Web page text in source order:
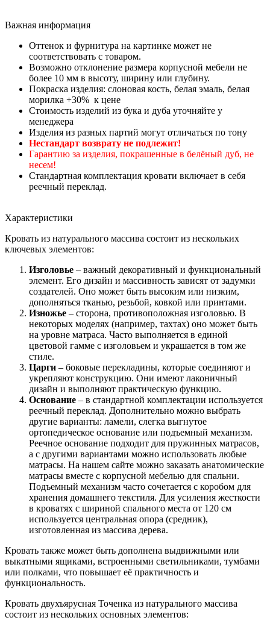
Важная информация
Оттенок и фурнитура на картинке может не
соответствовать с товаром.
Возможно отклонение размера корпусной мебели не
более 10 мм в высоту, ширину или глубину.
Покраска изделия: слоновая кость, белая эмаль, белая
морилка +30% к цене
Стоимость изделий из бука и дуба уточняйте у
менеджера
Изделия из разных партий могут отличаться по тону
Нестандарт возврату не подлежит!
Гарантию за изделия, покрашенные в белёный дуб, не
несем!
Стандартная комплектация кровати включает в себя
реечный переклад.
Характеристики
Кровать из натурального массива состоит из нескольких
ключевых элементов:
Изголовье – важный декоративный и функциональный
элемент. Его дизайн и массивность зависят от задумки
создателей. Оно может быть высоким или низким,
дополняться тканью, резьбой, ковкой или принтами.
Изножье – сторона, противоположная изголовью. В
некоторых моделях (например, тахтах) оно может быть
на уровне матраса. Часто выполняется в единой
цветовой гамме с изголовьем и украшается в том же
стиле.
Царги – боковые перекладины, которые соединяют и
укрепляют конструкцию. Они имеют лаконичный
дизайн и выполняют практическую функцию.
Основание – в стандартной комплектации используется
реечный переклад. Дополнительно можно выбрать
другие варианты: ламели, слегка выгнутое
ортопедическое основание или подъемный механизм.
Реечное основание подходит для пружинных матрасов,
а с другими вариантами можно использовать любые
матрасы. На нашем сайте можно заказать анатомические
матрасы вместе с корпусной мебелью для спальни.
Подъемный механизм часто сочетается с коробом для
хранения домашнего текстиля. Для усиления жесткости
в кроватях с шириной спального места от 120 см
используется центральная опора (средник),
изготовленная из массива дерева.
Кровать также может быть дополнена выдвижными или
выкатными ящиками, встроенными светильниками, тумбами
или полками, что повышает её практичность и
функциональность.
Кровать двухъярусная Точенка из натурального массива
состоит из нескольких основных элементов: